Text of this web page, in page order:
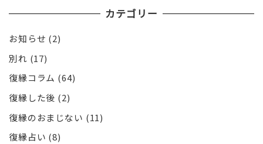
カテゴリー
お知らせ (2)
別れ (17)
復縁コラム (64)
復縁した後 (2)
復縁のおまじない (11)
復縁占い (8)